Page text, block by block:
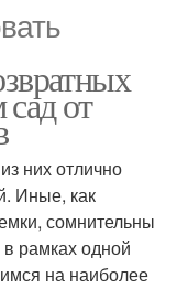
от
них отлично
Иные, как
сомнительны
рамках одной
на наиболее